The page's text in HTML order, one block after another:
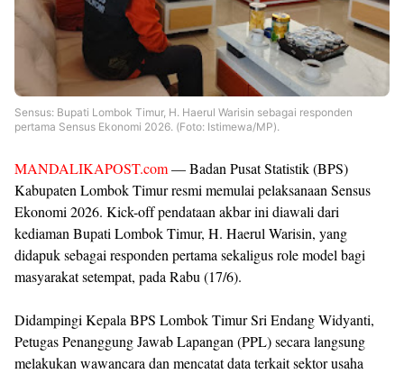
Sensus: Bupati Lombok Timur, H. Haerul Warisin sebagai responden
pertama Sensus Ekonomi 2026. (Foto: Istimewa/MP).
MANDALIKAPOST.com— Badan Pusat Statistik (BPS)
Kabupaten Lombok Timur resmi memulai pelaksanaan Sensus
Ekonomi 2026. Kick-off pendataan akbar ini diawali dari
kediaman Bupati Lombok Timur, H. Haerul Warisin, yang
didapuk sebagai responden pertama sekaligus role model bagi
masyarakat setempat, pada Rabu (17/6).
Didampingi Kepala BPS Lombok Timur Sri Endang Widyanti,
Petugas Penanggung Jawab Lapangan (PPL) secara langsung
melakukan wawancara dan mencatat data terkait sektor usaha